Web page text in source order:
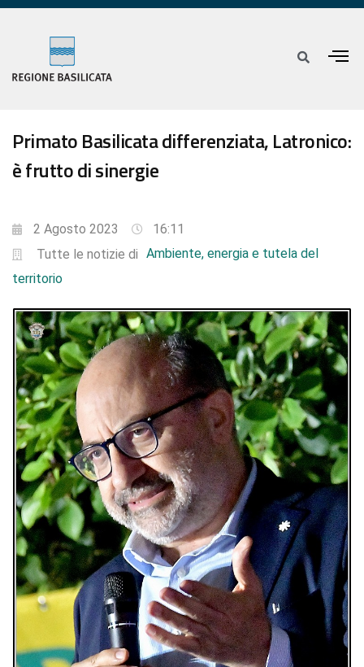
Primato Basilicata differenziata, Latronico:
è frutto di sinergie
2 Agosto 2023
16:11
Tutte le notizie di Ambiente, energia e tutela del
territorio